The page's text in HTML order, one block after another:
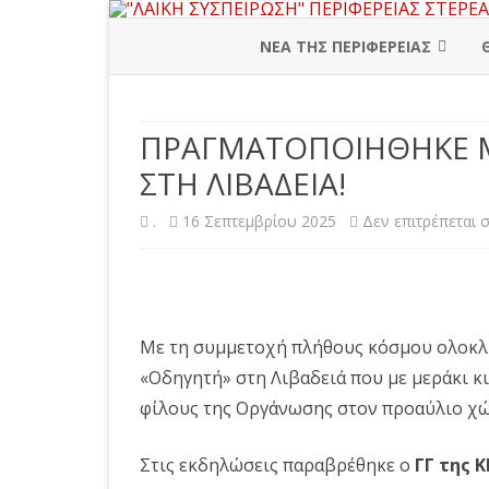
ΝΕΑ ΤΗΣ ΠΕΡΙΦΕΡΕΙΑΣ
ΒΟΙΩΤΙΑ
ΕΥΒΟΙΑ
ΕΥΡΥΤΑΝΙΑ
ΠΡΑΓΜΑΤΟΠΟΙΗΘΗΚΕ
ΣΤΗ ΛΙΒΑΔΕΙΑ!
. 16 Σεπτεμβρίου 2025 Δεν επιτρέπεται
Mε τη συμμετοχή πλήθους κόσμου
«Οδηγητή» στη Λιβαδειά που με μεράκι
φίλους της Οργάνωσης στον προαύλιο
Στις εκδηλώσεις παραβρέθηκε ο ΓΓ της